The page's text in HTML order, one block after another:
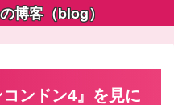
博客（blog）
ンドン4』を見に